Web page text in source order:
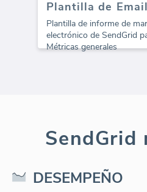
Plantilla de informe de
electrónico de SendGrid
Métricas generales
SendGrid
DESEMPEÑO